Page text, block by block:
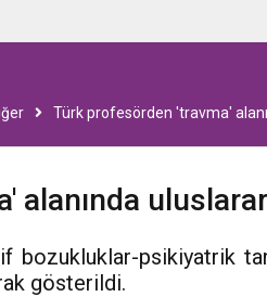
Türk profesörden 'travma'
psikiyatrik
gösterildi.